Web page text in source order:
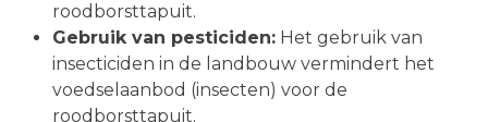
roodborsttapuit.
Gebruik van pesticiden: Het gebruik van
insecticiden in de landbouw vermindert het
voedselaanbod (insecten) voor de
roodborsttapuit.